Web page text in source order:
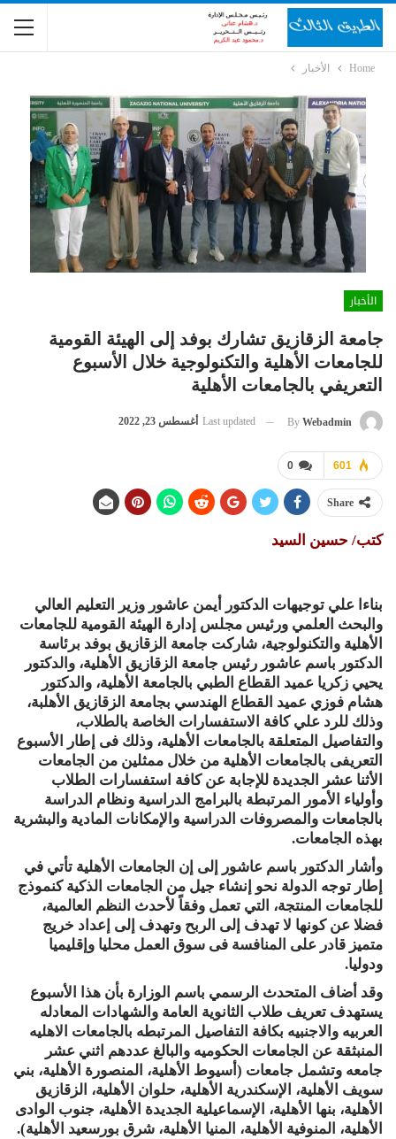
Home الأخبار
الأخبار
جامعة الزقازيق تشارك بوفد إلى الهيئة القومية
للجامعات الأهلية والتكنولوجية خلال الأسبوع
التعريفي بالجامعات الأهلية
By Webadmin
Last updated أغسطس 23, 2022
0 601
Share
كتب/ حسين السيد
بناءا علي توجيهات الدكتور أيمن عاشور وزير التعليم العالي
والبحث العلمي ورئيس مجلس إدارة الهيئة القومية للجامعات
الأهلية والتكنولوجية، شاركت جامعة الزقازيق بوفد برئاسة
الدكتور باسم عاشور رئيس جامعة الزقازيق الأهلية، والدكتور
يحيي زكريا عميد القطاع الطبي بالجامعة الأهلية، والدكتور
هشام فوزي عميد القطاع الهندسي بجامعة الزقازيق الأهلبة،
وذلك للرد علي كافة الاستفسارات الخاصة بالطلاب،
والتفاصيل المتعلقة بالجامعات الأهلية، وذلك فى إطار الأسبوع
التعريفى بالجامعات الأهلية من خلال ممثلين من الجامعات
الأثنا عشر الجديدة للإجابة عن كافة استفسارات الطلاب
وأولياء الأمور المرتبطة بالبرامج الدراسية ونظام الدراسة
بالجامعات والمصروفات الدراسية والإمكانات المادية والبشرية
بهذه الجامعات.
وأشار الدكتور باسم عاشور إلى إن الجامعات الأهلية تأتي في
إطار توجه الدولة نحو إنشاء جيل من الجامعات الذكية كنموذج
للجامعات المنتجة، التي تعمل وفقاً لأحدث النظم العالمية،
فضلا عن كونها لا تهدف إلى الربح وتهدف إلى إعداد خريج
متميز قادر على المنافسة فى سوق العمل محليا وإقليميا
ودوليا.
وقد أضاف المتحدث الرسمي باسم الوزارة بأن هذا الأسبوع
يستهدف تعريف طلاب الثانوية العامة والشهادات المعادله
العربيه والاجنبيه بكافة التفاصيل المرتبطه بالجامعات الاهليه
المنبثقة عن الجامعات الحكوميه والبالغ عددهم اثني عشر
جامعه وتشمل جامعات (أسيوط الأهلية، المنصورة الأهلية، بني
سويف الأهلية، الإسكندرية الأهلية، حلوان الأهلية، الزقازيق
الأهلية، بنها الأهلية، الإسماعيلية الجديدة الأهلية، جنوب الوادى
الأهلية، المنوفية الأهلية، المنيا الأهلية، شرق بورسعيد الأهلية).